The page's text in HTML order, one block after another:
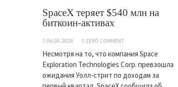
SpaceX теряет $540 млн на
биткоин-активах
06.08.2026 ZERO COMMENT
Несмотря на то, что компания Space
Exploration Technologies Corp. превзошла
ожидания Уолл-стрит по доходам за